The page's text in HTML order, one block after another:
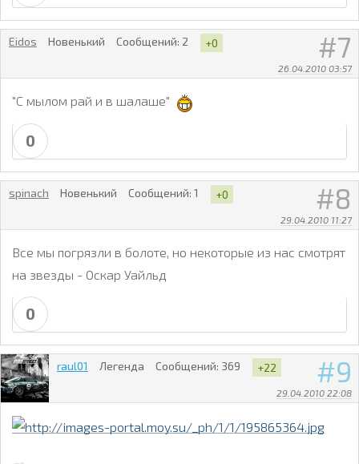
7
26.04.2010 03:57
Eidos Новенький Сообщений: 2 +0
"С мылом рай и в шалаше"
0
8
29.04.2010 11:27
spinach Новенький Сообщений: 1 +0
Все мы погрязли в болоте, но некоторые из нас смотрят
на звезды - Оскар Уайльд
0
9
29.04.2010 22:08
raul01 Легенда Сообщений: 369 +22